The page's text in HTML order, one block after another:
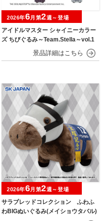
アイドルマスター シャイニーカラー
ズ ちびぐるみ～Team.Stella～vol.1
2026年6月第2週～登場
サラブレッドコレクション ふわふ
わBIGぬいぐるみ(メイショウタバル)
2026年6月第2週～登場